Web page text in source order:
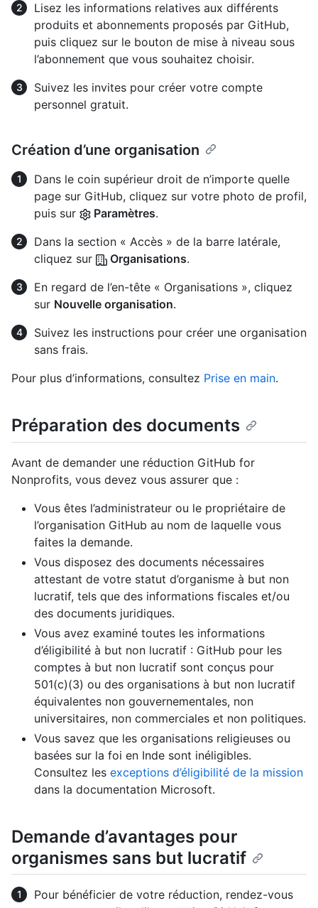
Lisez les informations relatives aux différents
produits et abonnements proposés par GitHub,
puis cliquez sur le bouton de mise à niveau sous
l’abonnement que vous souhaitez choisir.
Suivez les invites pour créer votre compte
personnel gratuit.
Création d’une organisation
Dans le coin supérieur droit de n’importe quelle
page sur GitHub, cliquez sur votre photo de profil,
puis sur
Paramètres.
Dans la section « Accès » de la barre latérale,
cliquez sur
Organisations.
En regard de l’en-tête « Organisations », cliquez
sur Nouvelle organisation.
Suivez les instructions pour créer une organisation
sans frais.
Pour plus d’informations, consultez Prise en main.
Préparation des documents
Avant de demander une réduction GitHub for
Nonprofits, vous devez vous assurer que :
Vous êtes l’administrateur ou le propriétaire de
l’organisation GitHub au nom de laquelle vous
faites la demande.
Vous disposez des documents nécessaires
attestant de votre statut d’organisme à but non
lucratif, tels que des informations fiscales et/ou
des documents juridiques.
Vous avez examiné toutes les informations
d’éligibilité à but non lucratif : GitHub pour les
comptes à but non lucratif sont conçus pour
501(c)(3) ou des organisations à but non lucratif
équivalentes non gouvernementales, non
universitaires, non commerciales et non politiques.
Vous savez que les organisations religieuses ou
basées sur la foi en Inde sont inéligibles.
Consultez les exceptions d’éligibilité de la mission
dans la documentation Microsoft.
Demande d’avantages pour
organismes sans but lucratif
Pour bénéficier de votre réduction, rendez-vous